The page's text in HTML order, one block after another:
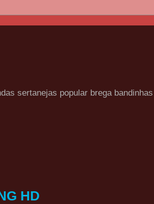
sertanejas popular brega bandinhas
HD